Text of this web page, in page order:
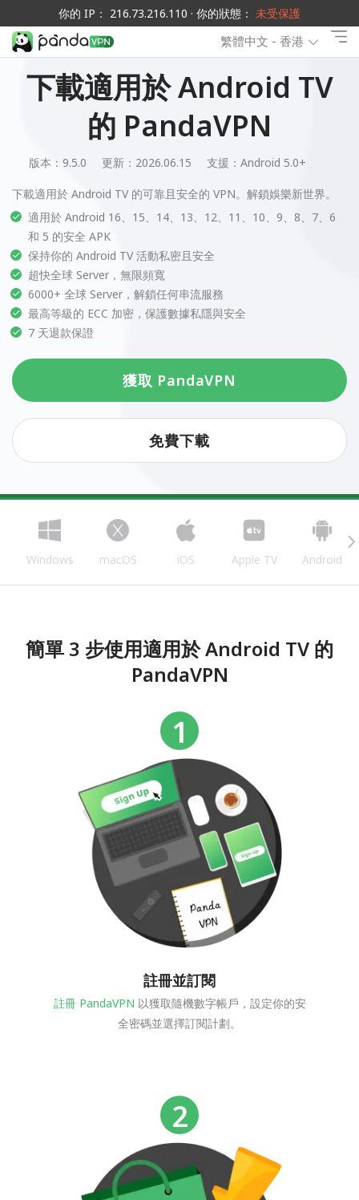
你的 IP： 216.73.216.110 · 你的狀態： 未受保護
繁體中文 - 香港
下載適用於 Android TV
的 PandaVPN
版本：9.5.0 更新：2026.06.15 支援： Android 5.0+
下載適用於 Android TV 的可靠且安全的 VPN。解鎖娛樂新世界。
適用於 Android 16、15、14、13、12、11、10、9、8、7、6
和 5 的安全 APK
保持你的 Android TV 活動私密且安全
超快全球 Server，無限頻寬
6000+ 全球 Server，解鎖任何串流服務
最高等級的 ECC 加密，保護數據私隱與安全
7 天退款保證
獲取 PandaVPN
免費下載
Windows macOS iOS Apple TV Android
簡單 3 步使用適用於 Android TV 的
PandaVPN
註冊並訂閱
註冊 PandaVPN 以獲取隨機數字帳戶，設定你的安
全密碼並選擇訂閱計劃。